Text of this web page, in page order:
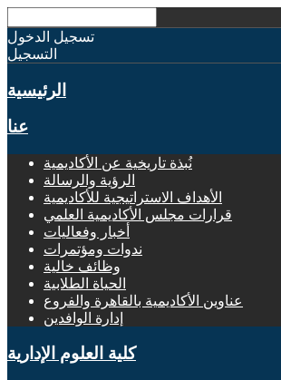
تسجيل الدخول
التسجيل
الرئيسية
عنا
نُبذة تاريخية عن الأكاديمية
الرؤية والرسالة
الأهداف الاستراتيجية للأكاديمية
قرارات مجلس الأكاديمية العلمي
أخبار وفعاليات
ندوات ومؤتمرات
وظائف خالية
الحياة الطلابية
عناوين الأكاديمية بالقاهرة والفروع
إدارة الوافدين
كلية العلوم الإدارية